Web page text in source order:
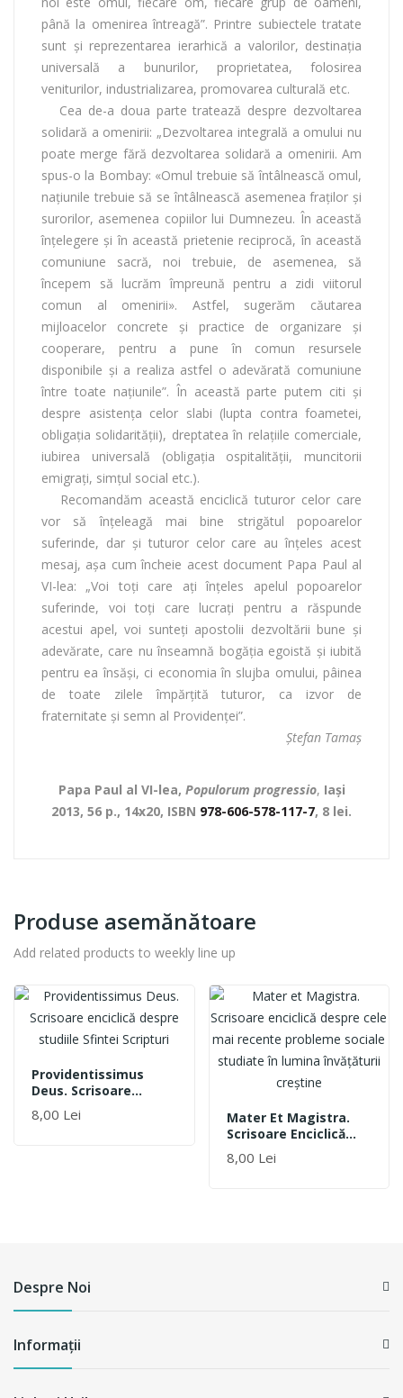
până la omenirea întreagă”. Printre subiectele tratate
sunt şi reprezentarea ierarhică a valorilor, destinaţia
universală a bunurilor, proprietatea, folosirea
veniturilor, industrializarea, promovarea culturală etc.
Cea de-a doua parte tratează despre dezvoltarea
solidară a omenirii: „Dezvoltarea integrală a omului nu
poate merge fără dezvoltarea solidară a omenirii. Am
spus-o la Bombay: «Omul trebuie să întâlnească omul,
naţiunile trebuie să se întâlnească asemenea fraţilor şi
surorilor, asemenea copiilor lui Dumnezeu. În această
înţelegere şi în această prietenie reciprocă, în această
comuniune sacră, noi trebuie, de asemenea, să
începem să lucrăm împreună pentru a zidi viitorul
comun al omenirii». Astfel, sugerăm căutarea
mijloacelor concrete şi practice de organizare şi
cooperare, pentru a pune în comun resursele
disponibile şi a realiza astfel o adevărată comuniune
între toate naţiunile”. În această parte putem citi şi
despre asistenţa celor slabi (lupta contra foametei,
obligaţia solidarităţii), dreptatea în relaţiile comerciale,
iubirea universală (obligaţia ospitalităţii, muncitorii
emigraţi, simţul social etc.).
Recomandăm această enciclică tuturor celor care
vor să înţeleagă mai bine strigătul popoarelor
suferinde, dar şi tuturor celor care au înţeles acest
mesaj, așa cum încheie acest document Papa Paul al
VI-lea: „Voi toţi care aţi înţeles apelul popoarelor
suferinde, voi toţi care lucraţi pentru a răspunde
acestui apel, voi sunteţi apostolii dezvoltării bune şi
adevărate, care nu înseamnă bogăţia egoistă şi iubită
pentru ea însăşi, ci economia în slujba omului, pâinea
de toate zilele împărţită tuturor, ca izvor de
fraternitate şi semn al Providenţei”.
Ştefan Tamaş
Papa Paul al VI-lea, Populorum progressio, Iaşi
2013, 56 p., 14x20, ISBN 978-606-578-117-7, 8 lei.
Produse asemănătoare
Add related products to weekly line up
Providentissimus
Deus. Scrisoare
Enciclică Despre
Studiile Sfintei
8,00 Lei
Mater Et Magistra.
Scrisoare Enciclică
Despre Cele Mai
Recente Probleme
8,00 Lei
Despre Noi
Informații